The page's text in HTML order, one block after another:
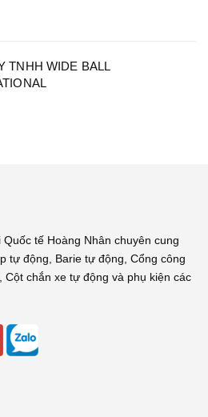
TNHH WIDE BALL
tế Hoàng Nhân chuyên cung
tự động, Barie tự động, Cổng công
Cột chắn xe tự động và phụ kiện các